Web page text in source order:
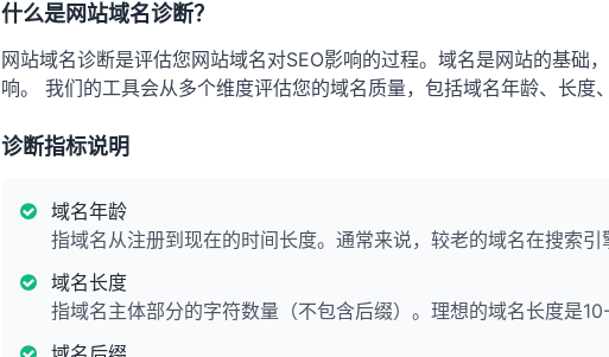
什么是网站域名诊断？
网站域名诊断是评估您网站域名对SEO影响的过程。域名是网站的基础
响。 我们的工具会从多个维度评估您的域名质量，包括域名年龄、长度
诊断指标说明
域名年龄
指域名从注册到现在的时间长度。通常来说，较老的域名在搜索
域名长度
指域名主体部分的字符数量（不包含后缀）。理想的域名长度是